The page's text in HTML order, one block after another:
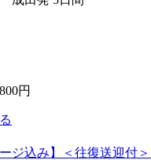
円
ジ込み】＜往復送迎付